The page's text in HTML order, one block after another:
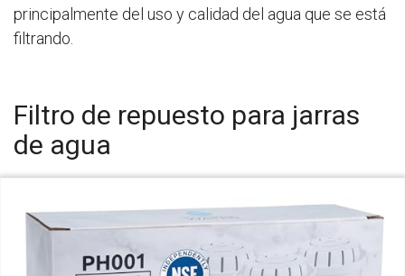
principalmente del uso y calidad del agua que se está
filtrando.
Filtro de repuesto para jarras
de agua